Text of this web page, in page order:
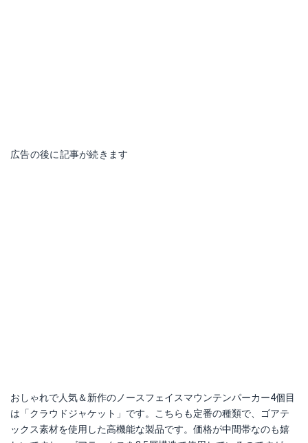
広告の後に記事が続きます
おしゃれで人気＆新作のノースフェイスマウンテンパーカー4個目
は「クラウドジャケット」です。こちらも定番の種類で、ゴアテ
ックス素材を使用した高機能な製品です。価格が中間帯なのも嬉